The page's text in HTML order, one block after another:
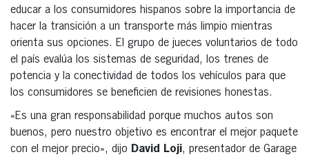
educar a los consumidores hispanos sobre la importancia de
hacer la transición a un transporte más limpio mientras
orienta sus opciones. El grupo de jueces voluntarios de todo
el país evalúa los sistemas de seguridad, los trenes de
potencia y la conectividad de todos los vehículos para que
los consumidores se beneficien de revisiones honestas.
«Es una gran responsabilidad porque muchos autos son
buenos, pero nuestro objetivo es encontrar el mejor paquete
con el mejor precio», dijo David Loji, presentador de Garage